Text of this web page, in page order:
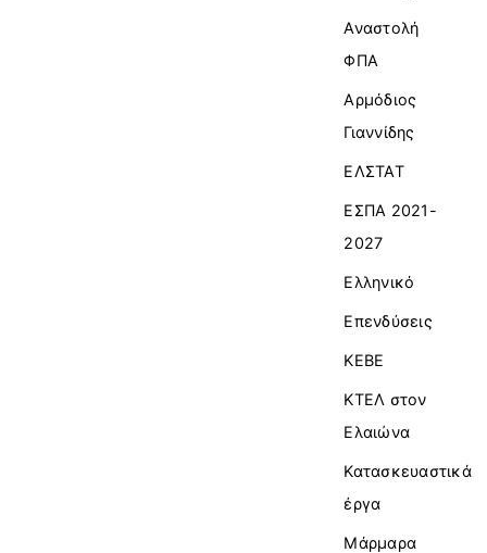
Αναστολή
ΦΠΑ
Αρμόδιος
Γιαννίδης
ΕΛΣΤΑΤ
ΕΣΠΑ 2021-
2027
Ελληνικό
Επενδύσεις
ΚΕΒΕ
ΚΤΕΛ στον
Ελαιώνα
Κατασκευαστικά
έργα
Μάρμαρα